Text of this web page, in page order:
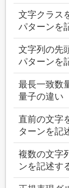
文字クラス
パターンを
文字列の先
パターンを
最長一致数
量子の違い
直前の文字
ターンを記
複数の文字
ンを記述す